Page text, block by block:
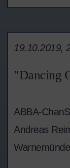
"Dancing
19.10.2019,
ABBA-
Andreas
Warnemünde